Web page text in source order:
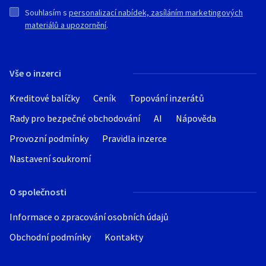
Vše o inzerci
Kreditové balíčky Ceník
Topování inzerátů
Rady pro bezpečné obchodování
AI
Nápověda
Provozní podmínky
Pravidla inzerce
Nastavení soukromí
O společnosti
Informace o zpracování osobních údajů
Obchodní podmínky
Kontakty
Souhlasím s personalizací nabídek, zasíláním marketingových
materiálů a upozornění.